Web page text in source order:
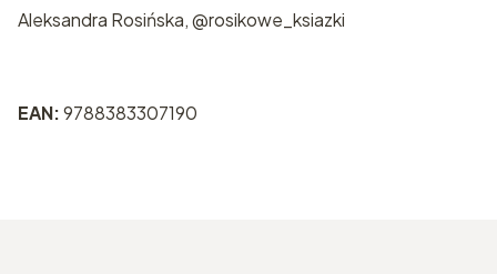
Aleksandra Rosińska, @rosikowe_ksiazki
EAN:9788383307190